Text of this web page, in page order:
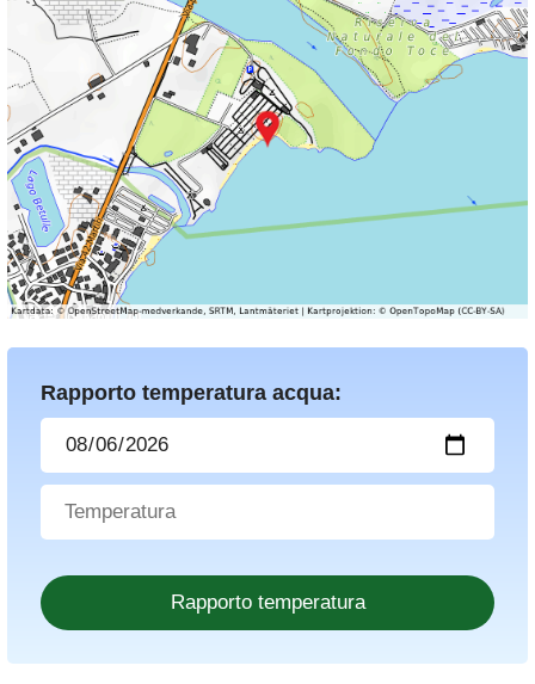
Rapporto temperatura acqua: